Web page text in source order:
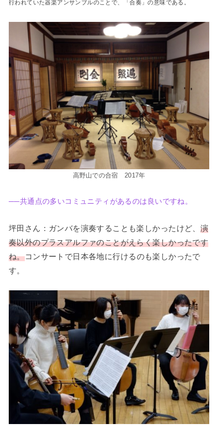
行われていた器楽アンサンブルのことで、「合奏」の意味である。
高野山での合宿 2017年
──共通点の多いコミュニティがあるのは良いですね。
坪田さん：ガンバを演奏することも楽しかったけど、 演
奏以外のプラスアルファのことがえらく楽しかったです
ね。コンサートで日本各地に行けるのも楽しかったで
す。